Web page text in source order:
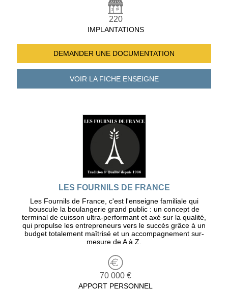
220
IMPLANTATIONS
DEMANDER UNE DOCUMENTATION
VOIR LA FICHEENSEIGNE
LES FOURNILS DE FRANCE
Les Fournils de France, c'est l'enseigne familiale qui
bouscule la boulangerie grand public : un concept de
terminal de cuisson ultra-performant et axé sur la qualité,
qui propulse les entrepreneurs vers le succès grâce à un
budget totalement maîtrisé et un accompagnement sur-
mesure de A à Z.
70 000 €
APPORT PERSONNEL